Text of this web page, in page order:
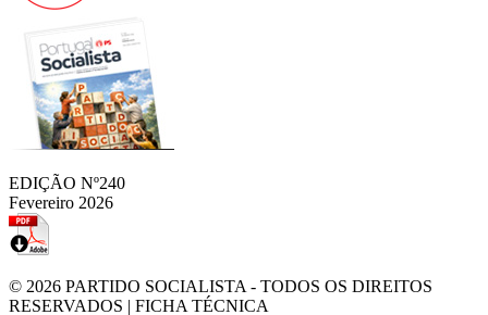
EDIÇÃO Nº240
Fevereiro 2026
© 2026 PARTIDO SOCIALISTA - TODOS OS DIREITOS
RESERVADOS | FICHA TÉCNICA